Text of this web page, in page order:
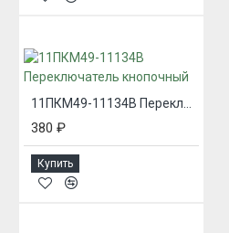
380 ₽
Купить